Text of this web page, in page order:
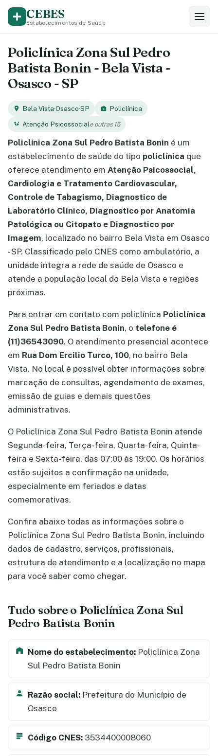
CEBES
Estabelecimentos de Saúde
Policlínica Zona Sul Pedro
Batista Bonin - Bela Vista -
Osasco - SP
Bela Vista·Osasco·SP
Policlínica
Atenção Psicossociale outras 15
Policlínica Zona Sul Pedro Batista Bonin é um
estabelecimento de saúde do tipo policlínica que
oferece atendimento em Atenção Psicossocial,
Cardiologia e Tratamento Cardiovascular,
Controle de Tabagismo, Diagnostico de
Laboratório Clinico, Diagnostico por Anatomia
Patológica ou Citopato e Diagnostico por
Imagem, localizado no bairro Bela Vista em Osasco
- SP. Classificado pelo CNES como ambulatório, a
unidade integra a rede de saúde de Osasco e
atende a população local do Bela Vista e regiões
próximas.
Para entrar em contato com policlínica Policlínica
Zona Sul Pedro Batista Bonin, o telefone é
(11)36543090. O atendimento presencial acontece
em Rua Dom Ercilio Turco, 100, no bairro Bela
Vista. No local é possível obter informações sobre
marcação de consultas, agendamento de exames,
emissão de guias e demais questões
administrativas.
O Policlínica Zona Sul Pedro Batista Bonin atende
Segunda-feira, Terça-feira, Quarta-feira, Quinta-
feira e Sexta-feira, das 07:00 às 19:00. Os horários
estão sujeitos a confirmação na unidade,
especialmente em feriados e datas
comemorativas.
Confira abaixo todas as informações sobre o
Policlínica Zona Sul Pedro Batista Bonin, incluindo
dados de cadastro, serviços, profissionais,
estrutura de atendimento e a localização no mapa
para você saber como chegar.
Tudo sobre o Policlínica Zona Sul
Pedro Batista Bonin
Nome do estabelecimento: Policlínica Zona
Sul Pedro Batista Bonin
Razão social: Prefeitura do Município de
Osasco
Código CNES: 3534400008060